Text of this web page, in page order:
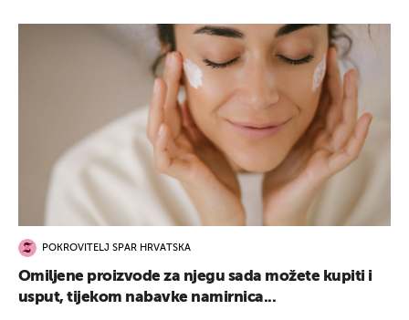
POKROVITELJ SPAR HRVATSKA
Omiljene proizvode za njegu sada možete kupiti i
usput, tijekom nabavke namirnica...